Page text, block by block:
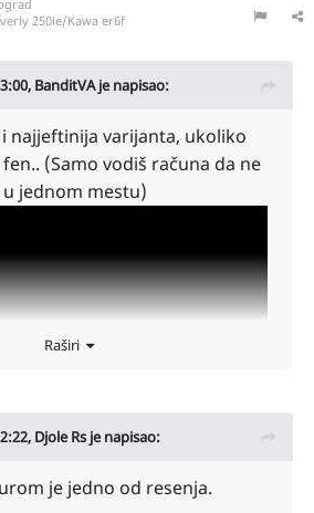
250ie/Kawa er6f
BanditVAje napisao:
najjeftinija varijanta, ukoliko
(Samo vodiš računa da ne
jednom mestu)
Raširi
Djole Rs je napisao:
je jedno od resenja.